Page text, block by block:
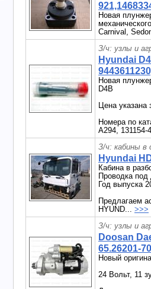
Новая
Carnival,
З/ч: узлы и
Hyundai
Новая
D4B
Цена указана
Номера по
A294,
З/ч: кабины в
Hyundai
Кабина в
Проводка под
Год выпуска
Предлагаем
HYUND... >>>
З/ч: узлы и
Doosan
65.26201-
Новый
24 Вольт, 11